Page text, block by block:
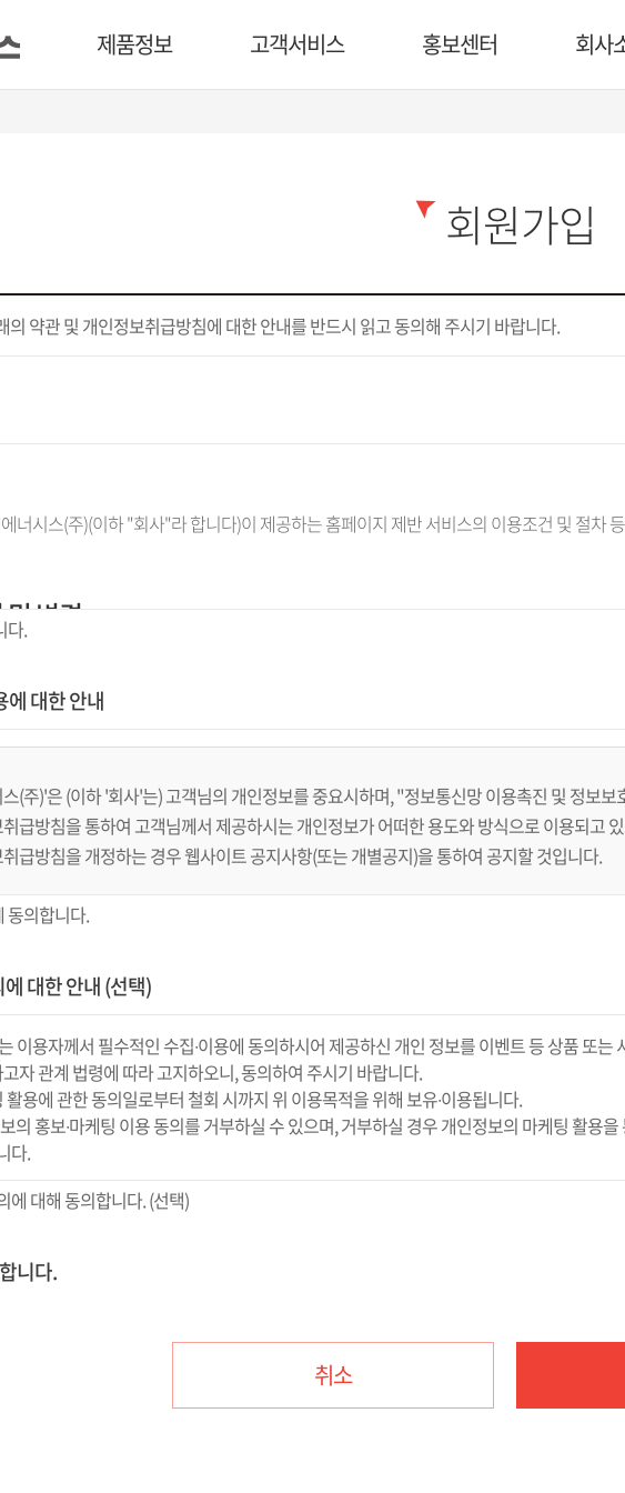
제품정보 고객서비스 홍보센터 회사
회원가입
의 약관 및 개인정보취급방침에 대한 안내를 반드시 읽고 동의해 주시기 바랍니다.
너시스(주)(이하 "회사"라 합니다)이 제공하는 홈페이지 제반 서비스의 이용조건 및 절차
변경
상 중요 사유가 있을 경우 약관을 변경할 수 있으며, 변경된 약관은 적용일자 및 개정사유
일까지 공시합니다.다만, 이용자에게 불리하게 약관내용을 변경하는 경우에는 최소한
하여 이용자가 알기 쉽도록 표시합니다.
공지 또는 통지한 후[30]일의 기간 내에 회원이 명시적으로 거부의사를 표시하지 아니한 경
회사는 개정약관의 내용을 적용할 수 없으며, 이 경우, 회원은 이용계약을 해지할 수 있습
은 사항이 관계법령에 규정되어 있을 경우에는 그 규정이 약관에 준한 효력을 발휘합니다.
이지의 제반 서비스를 제공합니다.
일 24시간 제공합니다. 단 회사의 정기점검 등의 사유가 있는 경우에는 서비스 제공이 일시
모두 이용하고자 하는 사람은 회원으로 가입해야 합니다.
서 정하는 사유가 없는 한 신청에 대하여 조속한 기일 내에 승낙합니다.
자(이하 "회원"이라 한다)에게 회원가입이 허가되었음을 통보함으로써 이루어지게 됩니다.
다.
에 대한 안내
(주)'은 (이하 '회사'는) 고객님의 개인정보를 중요시하며, "정보통신망 이용촉진 및 정보
급방침을 통하여 고객님께서 제공하시는 개인정보가 어떠한 용도와 방식으로 이용되고
급방침을 개정하는 경우 웹사이트 공지사항(또는 개별공지)을 통하여 공지할 것입니다.
보의 항목
)'은 (이하 '회사'는) 고객님의 개인정보를 중요시하며, "정보통신망 이용촉진 및 정보보
가 어떠한 용도와 방식으로 이용되고 있으며, 개인정보보호를 위해 어떠한 조치가 취해
지)을 통하여 공지할 것입니다.
, 로그인ID, 비밀번호, 이메일, 휴대전화번호
업처리 과정에서 수집되는 항목 : 서비스 이용기록, 접속 로그, 쿠키, 접속 IP 정보
홈페이지(회원가입, 상담게시판, 이벤트 등)
용목적
계약 이행 및 서비스 제공에 따른 요금정산, 콘텐츠 제공
에 따른 본인확인, 개인 식별 , 불량회원의 부정 이용 방지와 비인가 사용 방지 , 가입 의사 확
동의합니다.
대한 안내 (선택)
이용자께서 필수적인 수집∙이용에 동의하시어 제공하신 개인 정보를 이벤트 등 상품 또
자 관계 법령에 따라 고지하오니, 동의하여 주시기 바랍니다.
용에 관한 동의일로부터 철회 시까지 위 이용목적을 위해 보유∙이용됩니다.
의 홍보∙마케팅 이용 동의를 거부하실 수 있으며, 거부하실 경우 개인정보의 마케팅 활용
다.
에 대해 동의합니다. (선택)
니다.
취소